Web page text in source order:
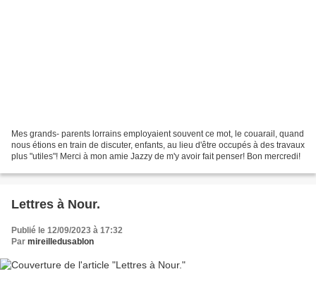
Mes grands- parents lorrains employaient souvent ce mot, le couarail, quand
nous étions en train de discuter, enfants, au lieu d'être occupés à des travaux
plus "utiles"! Merci à mon amie Jazzy de m'y avoir fait penser! Bon mercredi!
Lettres à Nour.
Publié le 12/09/2023 à 17:32
Par mireilledusablon